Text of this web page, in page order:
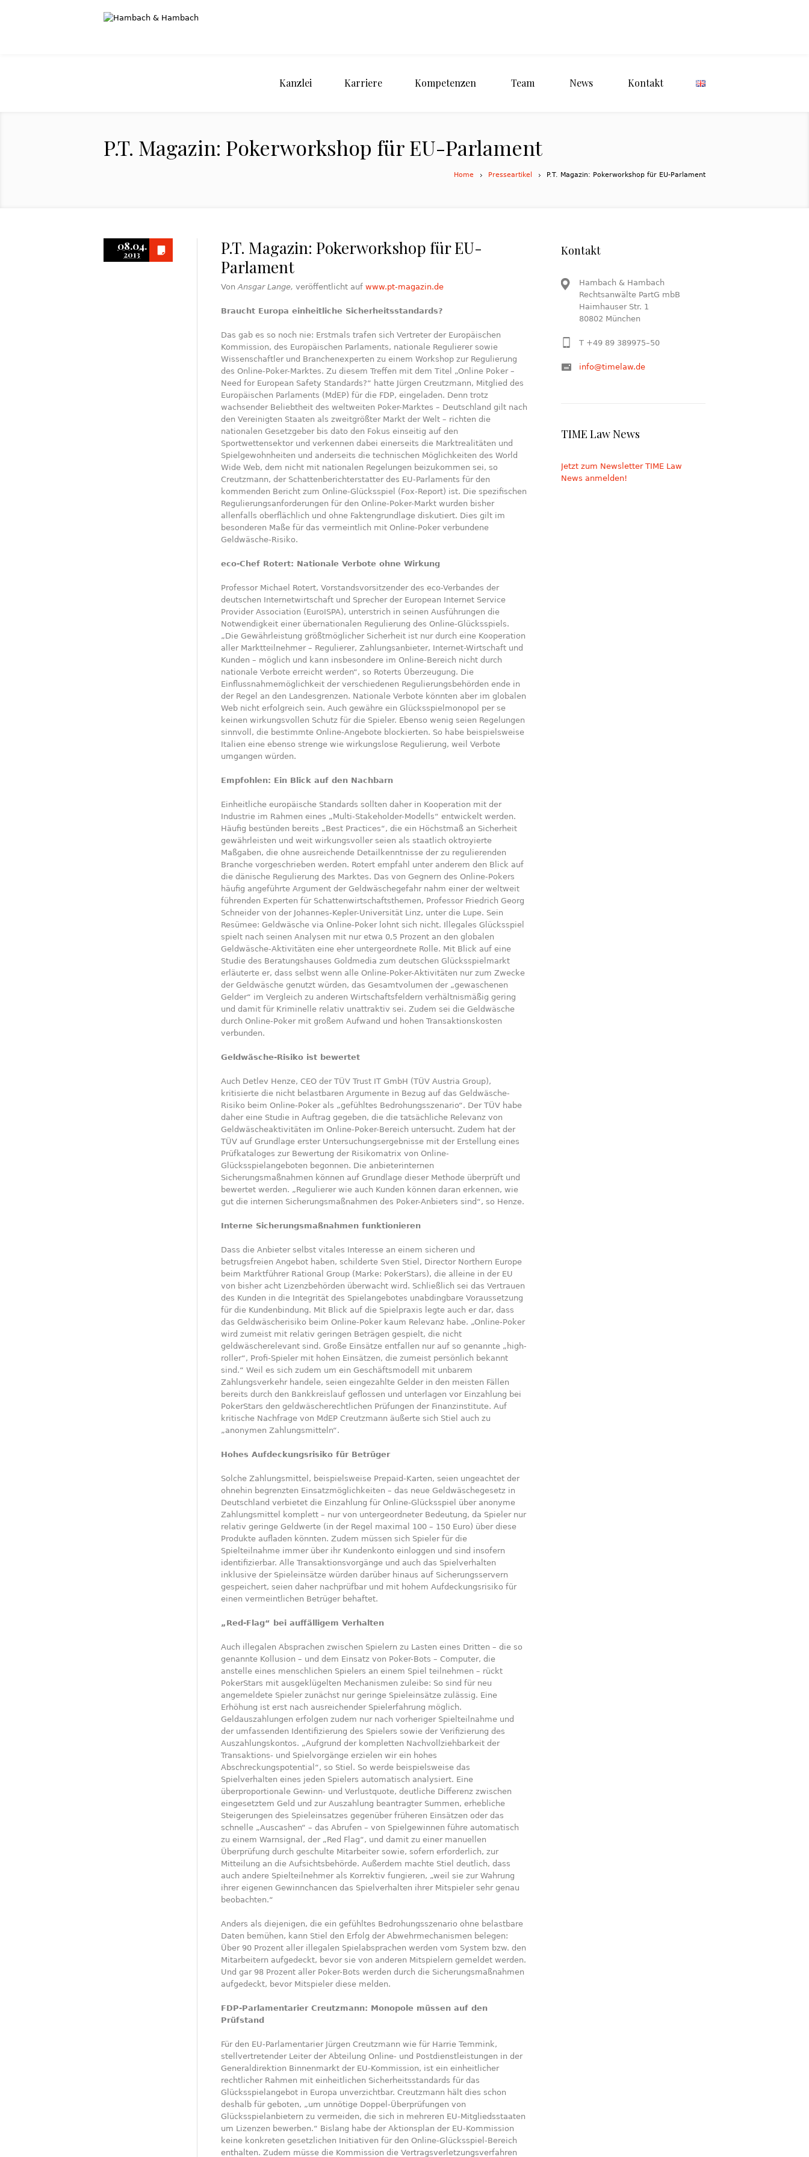
Kanzlei Karriere Kompetenzen Team News Kontakt
P.T. Magazin: Pokerworkshop für EU-Parlament
Home Presseartikel P.T. Magazin: Pokerworkshop für EU-Parlament
08.04.
2013
P.T. Magazin: Pokerworkshop für EU-
Parlament
VonAnsgar Lange, veröffentlicht auf www.pt-magazin.de
Braucht Europa einheitliche Sicherheitsstandards?
Das gab es so noch nie: Erstmals trafen sich Vertreter der Europäischen
Kommission, des Europäischen Parlaments, nationale Regulierer sowie
Wissenschaftler und Branchenexperten zu einem Workshop zur Regulierung
des Online-Poker-Marktes. Zu diesem Treffen mit dem Titel „Online Poker –
Need for European Safety Standards?“ hatte Jürgen Creutzmann, Mitglied des
Europäischen Parlaments (MdEP) für die FDP, eingeladen. Denn trotz
wachsender Beliebtheit des weltweiten Poker-Marktes – Deutschland gilt nach
den Vereinigten Staaten als zweitgrößter Markt der Welt – richten die
nationalen Gesetzgeber bis dato den Fokus einseitig auf den
Sportwettensektor und verkennen dabei einerseits die Marktrealitäten und
Spielgewohnheiten und anderseits die technischen Möglichkeiten des World
Wide Web, dem nicht mit nationalen Regelungen beizukommen sei, so
Creutzmann, der Schattenberichterstatter des EU-Parlaments für den
kommenden Bericht zum Online-Glücksspiel (Fox-Report) ist. Die spezifischen
Regulierungsanforderungen für den Online-Poker-Markt wurden bisher
allenfalls oberflächlich und ohne Faktengrundlage diskutiert. Dies gilt im
besonderen Maße für das vermeintlich mit Online-Poker verbundene
Geldwäsche-Risiko.
eco-Chef Rotert: Nationale Verbote ohne Wirkung
Professor Michael Rotert, Vorstandsvorsitzender des eco-Verbandes der
deutschen Internetwirtschaft und Sprecher der European Internet Service
Provider Association (EuroISPA), unterstrich in seinen Ausführungen die
Notwendigkeit einer übernationalen Regulierung des Online-Glücksspiels.
„Die Gewährleistung größtmöglicher Sicherheit ist nur durch eine Kooperation
aller Marktteilnehmer – Regulierer, Zahlungsanbieter, Internet-Wirtschaft und
Kunden – möglich und kann insbesondere im Online-Bereich nicht durch
nationale Verbote erreicht werden“, so Roterts Überzeugung. Die
Einflussnahmemöglichkeit der verschiedenen Regulierungsbehörden ende in
der Regel an den Landesgrenzen. Nationale Verbote könnten aber im globalen
Web nicht erfolgreich sein. Auch gewähre ein Glücksspielmonopol per se
keinen wirkungsvollen Schutz für die Spieler. Ebenso wenig seien Regelungen
sinnvoll, die bestimmte Online-Angebote blockierten. So habe beispielsweise
Italien eine ebenso strenge wie wirkungslose Regulierung, weil Verbote
umgangen würden.
Empfohlen: Ein Blick auf den Nachbarn
Einheitliche europäische Standards sollten daher in Kooperation mit der
Industrie im Rahmen eines „Multi-Stakeholder-Modells“ entwickelt werden.
Häufig bestünden bereits „Best Practices“, die ein Höchstmaß an Sicherheit
gewährleisten und weit wirkungsvoller seien als staatlich oktroyierte
Maßgaben, die ohne ausreichende Detailkenntnisse der zu regulierenden
Branche vorgeschrieben werden. Rotert empfahl unter anderem den Blick auf
die dänische Regulierung des Marktes. Das von Gegnern des Online-Pokers
häufig angeführte Argument der Geldwäschegefahr nahm einer der weltweit
führenden Experten für Schattenwirtschaftsthemen, Professor Friedrich Georg
Schneider von der Johannes-Kepler-Universität Linz, unter die Lupe. Sein
Resümee: Geldwäsche via Online-Poker lohnt sich nicht. Illegales Glücksspiel
spielt nach seinen Analysen mit nur etwa 0,5 Prozent an den globalen
Geldwäsche-Aktivitäten eine eher untergeordnete Rolle. Mit Blick auf eine
Studie des Beratungshauses Goldmedia zum deutschen Glücksspielmarkt
erläuterte er, dass selbst wenn alle Online-Poker-Aktivitäten nur zum Zwecke
der Geldwäsche genutzt würden, das Gesamtvolumen der „gewaschenen
Gelder“ im Vergleich zu anderen Wirtschaftsfeldern verhältnismäßig gering
und damit für Kriminelle relativ unattraktiv sei. Zudem sei die Geldwäsche
durch Online-Poker mit großem Aufwand und hohen Transaktionskosten
verbunden.
Geldwäsche-Risiko ist bewertet
Auch Detlev Henze, CEO der TÜV Trust IT GmbH (TÜV Austria Group),
kritisierte die nicht belastbaren Argumente in Bezug auf das Geldwäsche-
Risiko beim Online-Poker als „gefühltes Bedrohungsszenario“. Der TÜV habe
daher eine Studie in Auftrag gegeben, die die tatsächliche Relevanz von
Geldwäscheaktivitäten im Online-Poker-Bereich untersucht. Zudem hat der
TÜV auf Grundlage erster Untersuchungsergebnisse mit der Erstellung eines
Prüfkataloges zur Bewertung der Risikomatrix von Online-
Glücksspielangeboten begonnen. Die anbieterinternen
Sicherungsmaßnahmen können auf Grundlage dieser Methode überprüft und
bewertet werden. „Regulierer wie auch Kunden können daran erkennen, wie
gut die internen Sicherungsmaßnahmen des Poker-Anbieters sind“, so Henze.
Interne Sicherungsmaßnahmen funktionieren
Dass die Anbieter selbst vitales Interesse an einem sicheren und
betrugsfreien Angebot haben, schilderte Sven Stiel, Director Northern Europe
beim Marktführer Rational Group (Marke: PokerStars), die alleine in der EU
von bisher acht Lizenzbehörden überwacht wird. Schließlich sei das Vertrauen
des Kunden in die Integrität des Spielangebotes unabdingbare Voraussetzung
für die Kundenbindung. Mit Blick auf die Spielpraxis legte auch er dar, dass
das Geldwäscherisiko beim Online-Poker kaum Relevanz habe. „Online-Poker
wird zumeist mit relativ geringen Beträgen gespielt, die nicht
geldwäscherelevant sind. Große Einsätze entfallen nur auf so genannte „high-
roller“, Profi-Spieler mit hohen Einsätzen, die zumeist persönlich bekannt
sind.“ Weil es sich zudem um ein Geschäftsmodell mit unbarem
Zahlungsverkehr handele, seien eingezahlte Gelder in den meisten Fällen
bereits durch den Bankkreislauf geflossen und unterlagen vor Einzahlung bei
PokerStars den geldwäscherechtlichen Prüfungen der Finanzinstitute. Auf
kritische Nachfrage von MdEP Creutzmann äußerte sich Stiel auch zu
„anonymen Zahlungsmitteln“.
Hohes Aufdeckungsrisiko für Betrüger
Solche Zahlungsmittel, beispielsweise Prepaid-Karten, seien ungeachtet der
ohnehin begrenzten Einsatzmöglichkeiten – das neue Geldwäschegesetz in
Deutschland verbietet die Einzahlung für Online-Glücksspiel über anonyme
Zahlungsmittel komplett – nur von untergeordneter Bedeutung, da Spieler nur
relativ geringe Geldwerte (in der Regel maximal 100 – 150 Euro) über diese
Produkte aufladen könnten. Zudem müssen sich Spieler für die
Spielteilnahme immer über ihr Kundenkonto einloggen und sind insofern
identifizierbar. Alle Transaktionsvorgänge und auch das Spielverhalten
inklusive der Spieleinsätze würden darüber hinaus auf Sicherungsservern
gespeichert, seien daher nachprüfbar und mit hohem Aufdeckungsrisiko für
einen vermeintlichen Betrüger behaftet.
„Red-Flag“ bei auffälligem Verhalten
Auch illegalen Absprachen zwischen Spielern zu Lasten eines Dritten – die so
genannte Kollusion – und dem Einsatz von Poker-Bots – Computer, die
anstelle eines menschlichen Spielers an einem Spiel teilnehmen – rückt
PokerStars mit ausgeklügelten Mechanismen zuleibe: So sind für neu
angemeldete Spieler zunächst nur geringe Spieleinsätze zulässig. Eine
Erhöhung ist erst nach ausreichender Spielerfahrung möglich.
Geldauszahlungen erfolgen zudem nur nach vorheriger Spielteilnahme und
der umfassenden Identifizierung des Spielers sowie der Verifizierung des
Auszahlungskontos. „Aufgrund der kompletten Nachvollziehbarkeit der
Transaktions- und Spielvorgänge erzielen wir ein hohes
Abschreckungspotential“, so Stiel. So werde beispielsweise das
Spielverhalten eines jeden Spielers automatisch analysiert. Eine
überproportionale Gewinn- und Verlustquote, deutliche Differenz zwischen
eingesetztem Geld und zur Auszahlung beantragter Summen, erhebliche
Steigerungen des Spieleinsatzes gegenüber früheren Einsätzen oder das
schnelle „Auscashen“ – das Abrufen – von Spielgewinnen führe automatisch
zu einem Warnsignal, der „Red Flag“, und damit zu einer manuellen
Überprüfung durch geschulte Mitarbeiter sowie, sofern erforderlich, zur
Mitteilung an die Aufsichtsbehörde. Außerdem machte Stiel deutlich, dass
auch andere Spielteilnehmer als Korrektiv fungieren, „weil sie zur Wahrung
ihrer eigenen Gewinnchancen das Spielverhalten ihrer Mitspieler sehr genau
beobachten.“
Anders als diejenigen, die ein gefühltes Bedrohungsszenario ohne belastbare
Daten bemühen, kann Stiel den Erfolg der Abwehrmechanismen belegen:
Über 90 Prozent aller illegalen Spielabsprachen werden vom System bzw. den
Mitarbeitern aufgedeckt, bevor sie von anderen Mitspielern gemeldet werden.
Und gar 98 Prozent aller Poker-Bots werden durch die Sicherungsmaßnahmen
aufgedeckt, bevor Mitspieler diese melden.
FDP-Parlamentarier Creutzmann: Monopole müssen auf den
Prüfstand
Für den EU-Parlamentarier Jürgen Creutzmann wie für Harrie Temmink,
stellvertretender Leiter der Abteilung Online- und Postdienstleistungen in der
Generaldirektion Binnenmarkt der EU-Kommission, ist ein einheitlicher
rechtlicher Rahmen mit einheitlichen Sicherheitsstandards für das
Glücksspielangebot in Europa unverzichtbar. Creutzmann hält dies schon
deshalb für geboten, „um unnötige Doppel-Überprüfungen von
Glücksspielanbietern zu vermeiden, die sich in mehreren EU-Mitgliedsstaaten
um Lizenzen bewerben.“ Bislang habe der Aktionsplan der EU-Kommission
keine konkreten gesetzlichen Initiativen für den Online-Glücksspiel-Bereich
enthalten. Zudem müsse die Kommission die Vertragsverletzungsverfahren
Kontakt
Hambach & Hambach
Rechtsanwälte PartG mbB
Haimhauser Str. 1
80802 München
T +49 89 389975–50
info@timelaw.de
TIME Law News
Jetzt zum Newsletter TIME Law
News anmelden!